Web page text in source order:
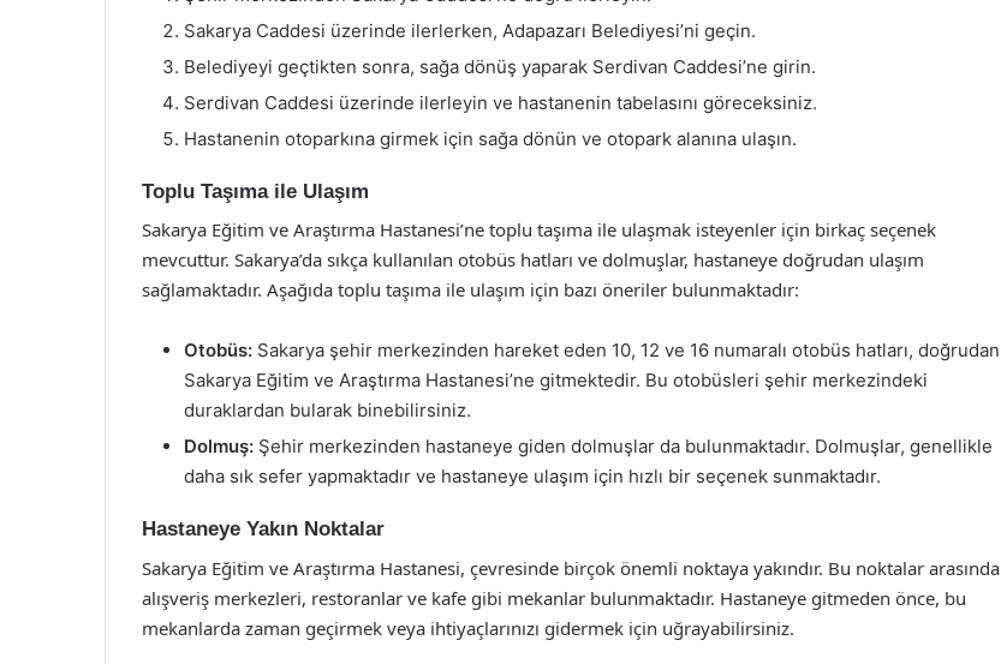
Sakarya Caddesi üzerinde ilerlerken, Adapazarı Belediyesi’ni geçin.
Belediyeyi geçtikten sonra, sağa dönüş yaparak Serdivan Caddesi’ne girin.
Serdivan Caddesi üzerinde ilerleyin ve hastanenin tabelasını göreceksiniz.
Hastanenin otoparkına girmek için sağa dönün ve otopark alanına ulaşın.
Toplu Taşıma ile Ulaşım
Sakarya Eğitim ve Araştırma Hastanesi’ne toplu taşıma ile ulaşmak isteyenler için birkaç seçenek
mevcuttur. Sakarya’da sıkça kullanılan otobüs hatları ve dolmuşlar, hastaneye doğrudan ulaşım
sağlamaktadır. Aşağıda toplu taşıma ile ulaşım için bazı öneriler bulunmaktadır:
Otobüs: Sakarya şehir merkezinden hareket eden 10, 12 ve 16 numaralı otobüs hatları, doğrudan
Sakarya Eğitim ve Araştırma Hastanesi’ne gitmektedir. Bu otobüsleri şehir merkezindeki
duraklardan bularak binebilirsiniz.
Dolmuş: Şehir merkezinden hastaneye giden dolmuşlar da bulunmaktadır. Dolmuşlar, genellikle
daha sık sefer yapmaktadır ve hastaneye ulaşım için hızlı bir seçenek sunmaktadır.
Hastaneye Yakın Noktalar
Sakarya Eğitim ve Araştırma Hastanesi, çevresinde birçok önemli noktaya yakındır. Bu noktalar arasında
alışveriş merkezleri, restoranlar ve kafe gibi mekanlar bulunmaktadır. Hastaneye gitmeden önce, bu
mekanlarda zaman geçirmek veya ihtiyaçlarınızı gidermek için uğrayabilirsiniz.